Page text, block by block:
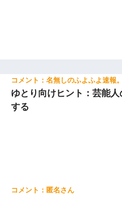
名無しのふよふよ速報。
ゆとり向けヒント：芸能
する
匿名